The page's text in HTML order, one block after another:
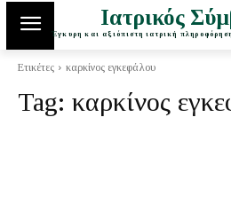
Ιατρικός
Έγκυρη και αξιόπιστη ιατρική
Ετικέτες καρκίνος εγκεφάλου
Tag: καρκίνος